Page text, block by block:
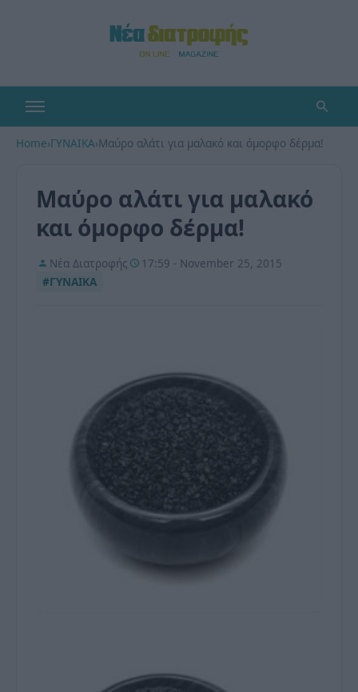
Home›ΓΥΝΑΙΚΑ›Μαύρο αλάτι για μαλακό και όμορφο δέρμα!
Μαύρο αλάτι για μαλακό
και όμορφο δέρμα!
Νέα Διατροφής
17:59 - November 25, 2015
#ΓΥΝΑΙΚΑ